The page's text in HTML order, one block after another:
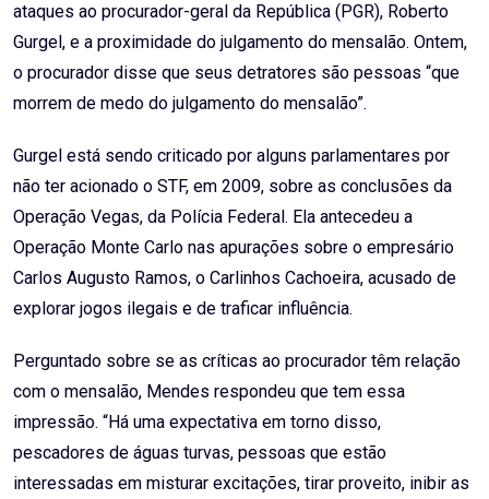
ataques ao procurador-geral da República (PGR), Roberto
Gurgel, e a proximidade do julgamento do mensalão. Ontem,
o procurador disse que seus detratores são pessoas “que
morrem de medo do julgamento do mensalão”.
Gurgel está sendo criticado por alguns parlamentares por
não ter acionado o STF, em 2009, sobre as conclusões da
Operação Vegas, da Polícia Federal. Ela antecedeu a
Operação Monte Carlo nas apurações sobre o empresário
Carlos Augusto Ramos, o Carlinhos Cachoeira, acusado de
explorar jogos ilegais e de traficar influência.
Perguntado sobre se as críticas ao procurador têm relação
com o mensalão, Mendes respondeu que tem essa
impressão. “Há uma expectativa em torno disso,
pescadores de águas turvas, pessoas que estão
interessadas em misturar excitações, tirar proveito, inibir as